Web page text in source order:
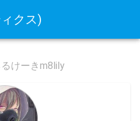
クス)
けーきm8lily